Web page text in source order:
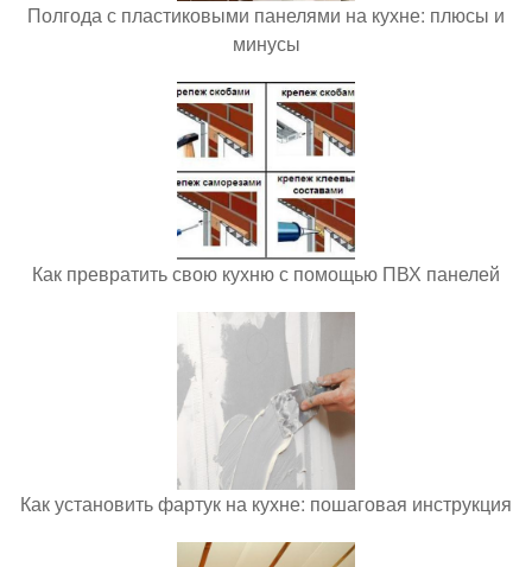
Полгода с пластиковыми панелями на кухне: плюсы и
минусы
Как превратить свою кухню с помощью ПВХ панелей
Как установить фартук на кухне: пошаговая инструкция